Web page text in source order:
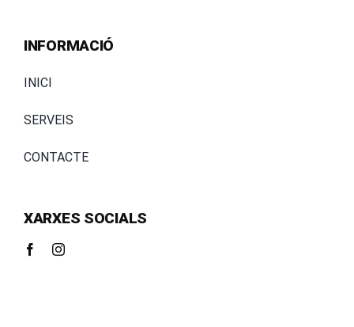
INFORMACIÓ
INICI
SERVEIS
CONTACTE
XARXES SOCIALS